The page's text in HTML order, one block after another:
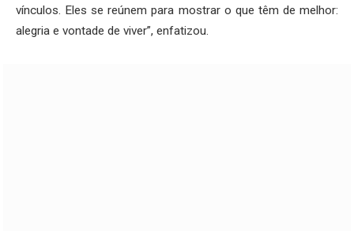
vínculos. Eles se reúnem para mostrar o que têm de melhor:
alegria e vontade de viver”, enfatizou.